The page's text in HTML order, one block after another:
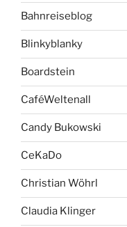
Bahnreiseblog
Blinkyblanky
Boardstein
CaféWeltenall
Candy Bukowski
CeKaDo
Christian Wöhrl
Claudia Klinger